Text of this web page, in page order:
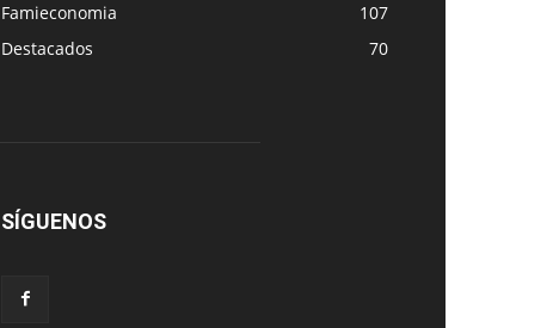
Famieconomia
107
Destacados
70
SÍGUENOS